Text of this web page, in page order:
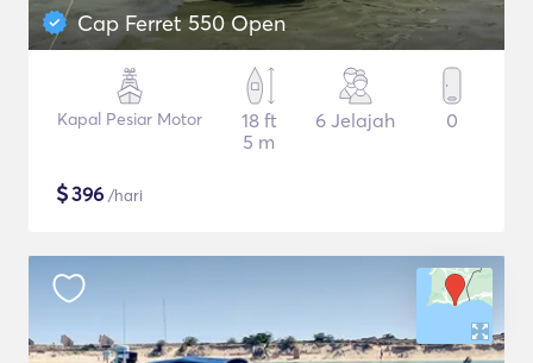
Cap Ferret 550 Open
Kapal Pesiar Motor
18 ft
5 m
6 Jelajah 0
$396 /hari